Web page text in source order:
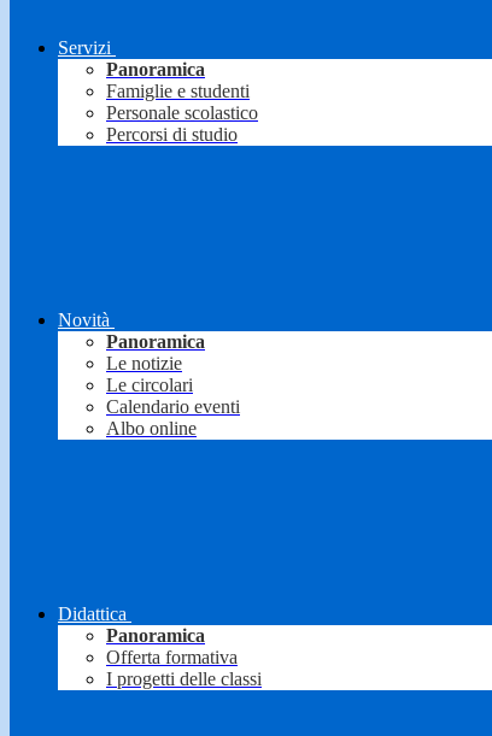
Servizi
Panoramica
Famiglie e studenti
Personale scolastico
Percorsi di studio
Novità
Panoramica
Le notizie
Le circolari
Calendario eventi
Albo online
Didattica
Panoramica
Offerta formativa
I progetti delle classi